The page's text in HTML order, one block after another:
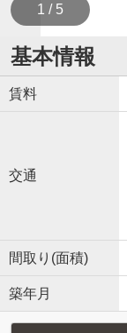
1 / 5
基本情報
賃料
交通
間取り(面積)
築年月